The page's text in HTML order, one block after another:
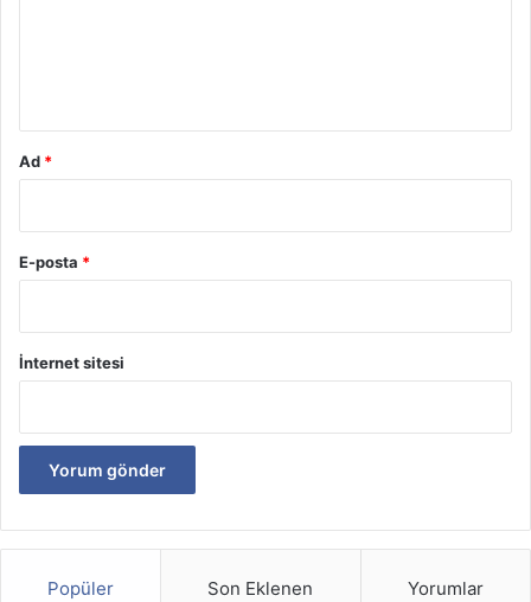
Ad *
E-posta *
İnternet sitesi
Popüler Son Eklenen Yorumlar